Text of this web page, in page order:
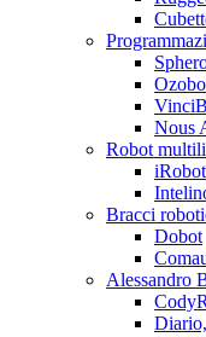
Nous
Robot
iRobot
Bracci
Dobot
Alessandro